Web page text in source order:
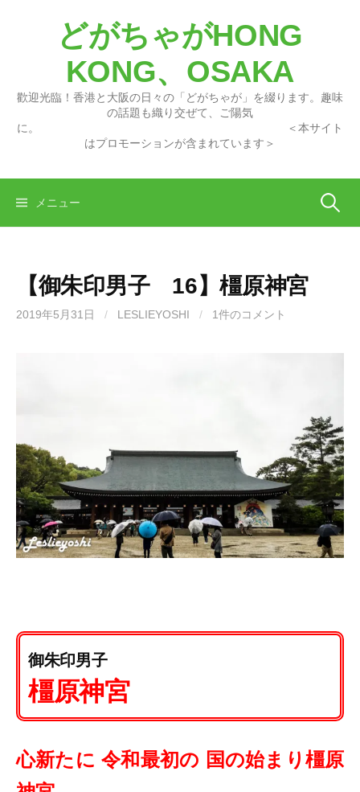
どがちゃがHONG
KONG、OSAKA
歡迎光臨！香港と大阪の日々の「どがちゃが」を綴ります。趣味
の話題も織り交ぜて、ご陽気
に。 ＜本サイト
はプロモーションが含まれています＞
メニュー 検
【御朱印男子 16】橿原神宮
2019年5月31日 / LESLIEYOSHI / 1件のコメント
御朱印男子
橿原神宮
心新たに 令和最初の 国の始まり橿原